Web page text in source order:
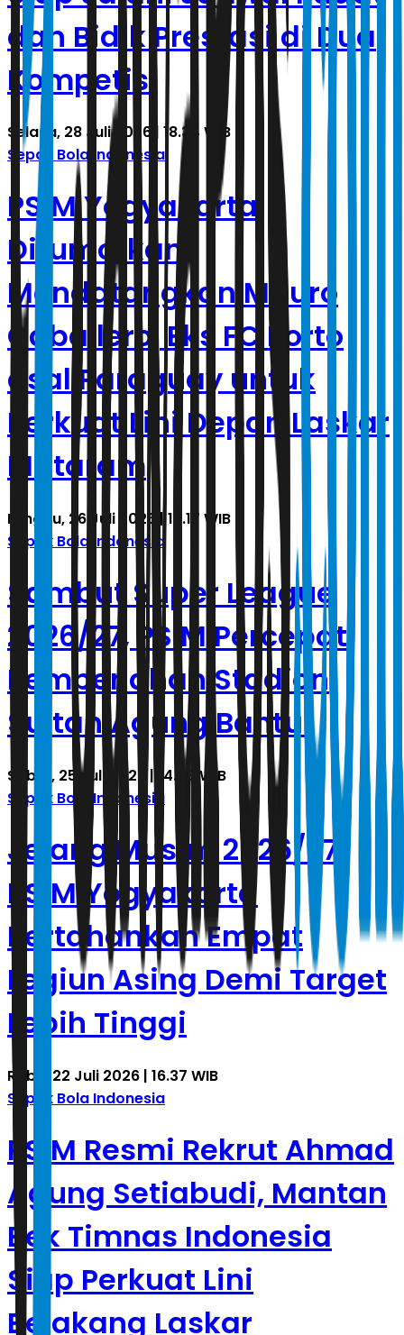
dan Bidik Prestasi di Dua
Kompetisi
Selasa, 28 Juli 2026 | 18.34 WIB
Sepak Bola Indonesia
PSIM Yogyakarta
Dirumorkan
Mendatangkan Mauro
Caballero, Eks FC Porto
asal Paraguay untuk
Perkuat Lini Depan Laskar
Mataram
Minggu, 26 Juli 2026 | 19.17 WIB
Sepak Bola Indonesia
Sambut Super League
2026/27, PSIM Percepat
Pembenahan Stadion
Sultan Agung Bantul
Sabtu, 25 Juli 2026 | 14.43 WIB
Sepak Bola Indonesia
Jelang Musim 2026/27,
PSIM Yogyakarta
Pertahankan Empat
Legiun Asing Demi Target
Lebih Tinggi
Rabu, 22 Juli 2026 | 16.37 WIB
Sepak Bola Indonesia
PSIM Resmi Rekrut Ahmad
Agung Setiabudi, Mantan
Bek Timnas Indonesia
Siap Perkuat Lini
Belakang Laskar